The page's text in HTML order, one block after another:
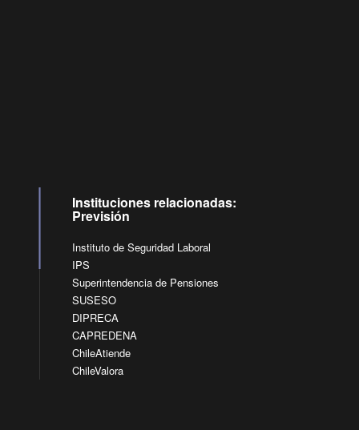
Instituciones relacionadas:
Previsión
Instituto de Seguridad Laboral
IPS
Superintendencia de Pensiones
SUSESO
DIPRECA
CAPREDENA
ChileAtiende
ChileValora